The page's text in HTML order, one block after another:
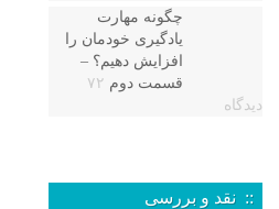
چگونه مهارت
یادگیری خودمان را
افزایش دهیم؟ –
قسمت دوم ۷۲
دیدگاه
:: نقد و بررسی